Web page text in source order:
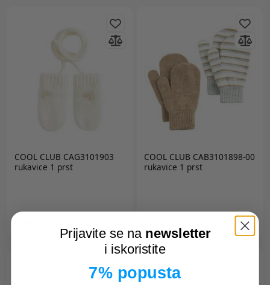
COOL CLUB CAG3101903
rukavice 1 prst
COOL CLUB CAB3101898-00
rukavice 1 prst
Prijavite se na newsletter
i iskoristite
7% popusta